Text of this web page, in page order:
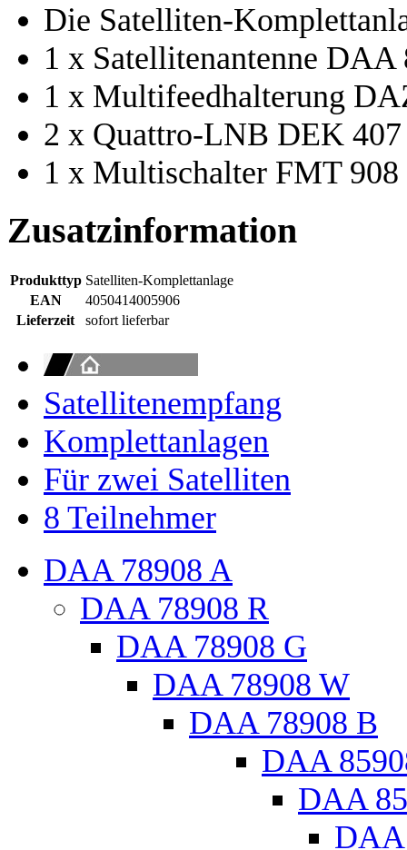
Die Satelliten-
1 x Satellitenantenne DAA
1 x Multifeedhalterung
2 x Quattro-LNB DEK 407
1 x Multischalter FMT 908
Zusatzinformation
Produkttyp Satelliten-Komplettanlage
EAN
4050414005906
Lieferzeit
sofort lieferbar
Satellitenempfang
Komplettanlagen
Für zwei Satelliten
8 Teilnehmer
DAA 78908 A
DAA 78908 R
DAA 78908 G
DAA 78908 W
DAA 78908 B
DAA
DAA
DAA